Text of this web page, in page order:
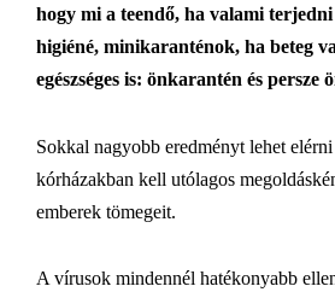
hogy mi a teendő, ha valami terjedni
higiéné, minikaranténok, ha beteg
egészséges is: önkarantén és persze
Sokkal nagyobb eredményt lehet
kórházakban kell utólagos
emberek tömegeit.
A vírusok mindennél hatékonyabb